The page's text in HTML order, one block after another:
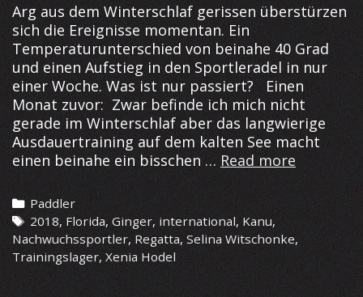
Arg aus dem Winterschlaf gerissen überstürzen
sich die Ereignisse momentan. Ein
Temperaturunterschied von beinahe 40 Grad
und einen Aufstieg in den Sportleradel in nur
einer Woche. Was ist nur passiert? Einen
Monat zuvor: Zwar befinde ich mich nicht
gerade im Winterschlaf aber das langwierige
Ausdauertraining auf dem kalten See macht
einen beinahe ein bisschen … Read more
des
Jahres!!!
Categories
Paddler
Tags
2018, Florida,Ginger, international,Kanu,
Nachwuchssportler, Regatta, Selina Witschonke,
Trainingslager,Xenia Hodel